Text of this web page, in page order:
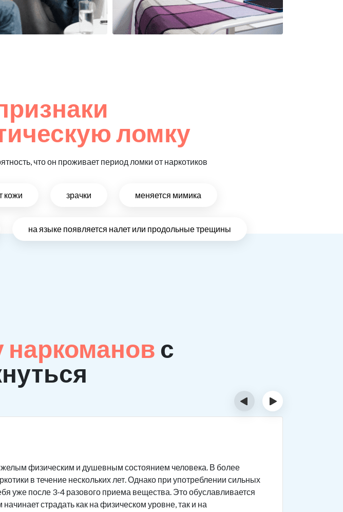
ломку
что он проживает период ломки от наркотиков
кожи зрачки меняется мимика
на языке появляется налет или продольные трещины
с
физическим и душевным состоянием человека. В более
в течение нескольких лет. Однако при употреблении сильных
уже после 3-4 разового приема вещества. Это обуславливается
страдать как на физическом уровне, так и на
‹ ›